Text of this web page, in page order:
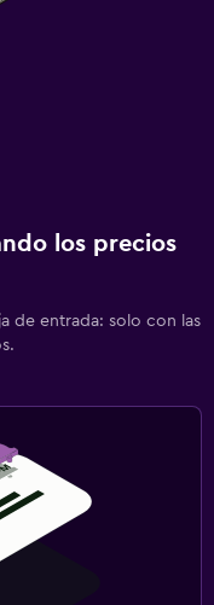
los precios
de entrada: solo con las